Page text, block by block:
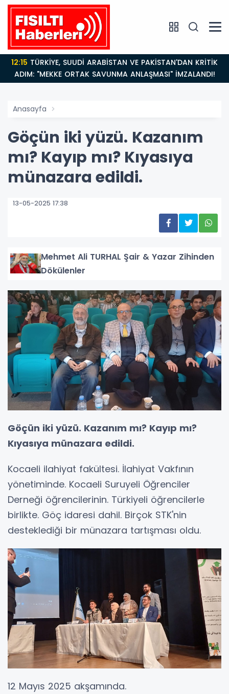
12:15
ADIM: "MEKKE ORTAK SAVUNMA ANLAŞMASI" İMZALANDI!
Anasayfa
Göçün iki yüzü. Kazanım
mı? Kayıp mı? Kıyasıya
münazara edildi.
13-05-2025 17:38
Mehmet Ali TURHAL Şair & Yazar Zihinden
Dökülenler
Göçün iki yüzü. Kazanım mı? Kayıp mı?
Kıyasıya münazara edildi.
Kocaeli ilahiyat fakültesi. İlahiyat Vakfının
yönetiminde. Kocaeli Suruyeli Öğrenciler
Derneği öğrencilerinin. Türkiyeli öğrencilerle
birlikte. Göç idaresi dahil. Birçok STK'nin
desteklediği bir münazara tartışması oldu.
12 Mayıs 2025 akşamında.